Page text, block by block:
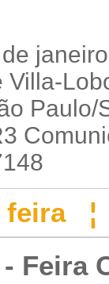
Villa-
Paulo/
feira
Feira